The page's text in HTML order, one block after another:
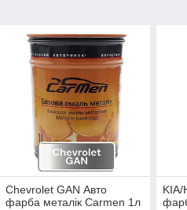
Chevrolet GAN Авто
фарба металік Carmen 1л
KIA/